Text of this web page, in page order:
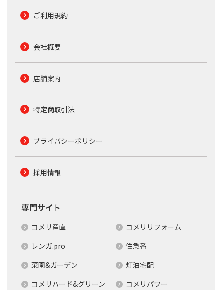
ご利用規約
会社概要
店舗案内
特定商取引法
プライバシーポリシー
採用情報
専門サイト
コメリ産直
コメリリフォーム
レンガ.pro
住急番
菜園&ガーデン
灯油宅配
コメリハード&グリーン
コメリパワー